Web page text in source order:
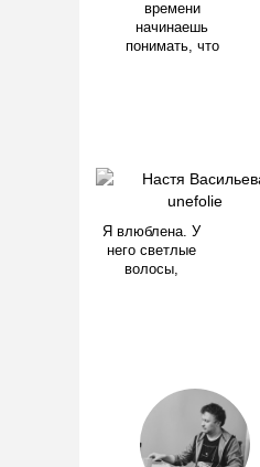
времени
начинаешь
понимать, что
Я влюблена. У
него светлые
волосы,